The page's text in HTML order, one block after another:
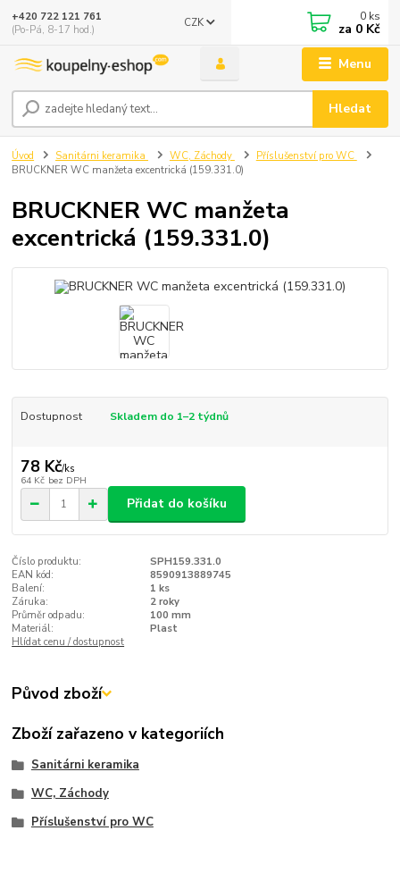
Menu
CZK
Hledat
+420 722 121 761
(Po-Pá, 8-17 hod.)
0 ks
za 0 Kč
Úvod Sanitárni keramika WC, Záchody
Příslušenství pro WC
BRUCKNER WC manžeta excentrická (159.331.0)
BRUCKNER WC manžeta
excentrická (159.331.0)
Dostupnost Skladem do 1–2 týdnů
78 Kč/ks
64 Kč bez DPH
Přidat do košíku
Číslo produktu:
SPH159.331.0
EAN kód:
8590913889745
Balení:
1 ks
Záruka:
2 roky
Průměr odpadu:
100 mm
Materiál:
Plast
Hlídat cenu / dostupnost
Původ zboží
Zboží zařazeno v kategoriích
Sanitárni keramika
WC, Záchody
Příslušenství pro WC